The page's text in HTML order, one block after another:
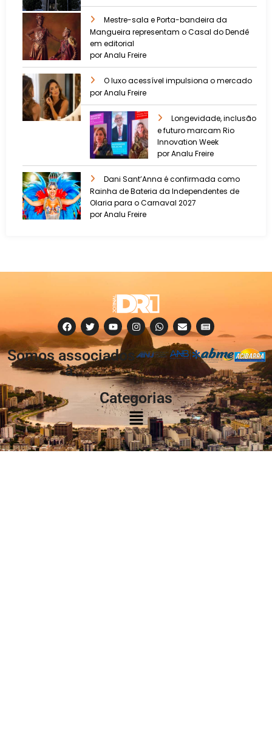
Mestre-sala e Porta-bandeira da
Mangueira representam o Casal do Dendê
em editorial
por Analu Freire
O luxo acessível impulsiona o mercado
por Analu Freire
Longevidade, inclusão
e futuro marcam Rio
Innovation Week
por Analu Freire
Dani Sant’Anna é confirmada como
Rainha de Bateria da Independentes de
Olaria para o Carnaval 2027
por Analu Freire
Somos associados
à:
Categorias